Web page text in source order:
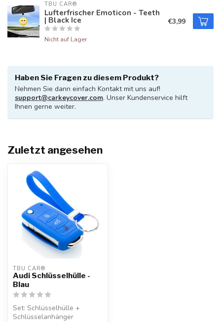
TBU CAR®
Lufterfrischer Emoticon - Teeth
| Black Ice
Nicht auf Lager
€3,99
Haben Sie Fragen zu diesem Produkt?
Nehmen Sie dann einfach Kontakt mit uns auf!
support@carkeycover.com. Unser Kundenservice hilft
Ihnen gerne weiter.
Zuletzt angesehen
TBU CAR®
Audi Schlüsselhülle -
Blau
Set: Schlüsselhülle +
Schlüsselanhänger